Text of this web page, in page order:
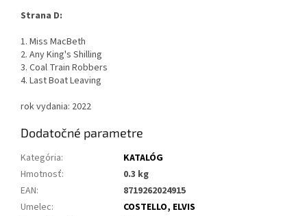
Strana D:
1. Miss MacBeth
2. Any King's Shilling
3. Coal Train Robbers
4. Last Boat Leaving
rok vydania: 2022
Dodatočné parametre
Kategória:
KATALÓG
Hmotnosť:
0.3 kg
EAN:
8719262024915
Umelec:
COSTELLO, ELVIS